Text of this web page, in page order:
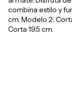
combina estilo y
cm. Modelo 2:
Corta 19.5 cm.